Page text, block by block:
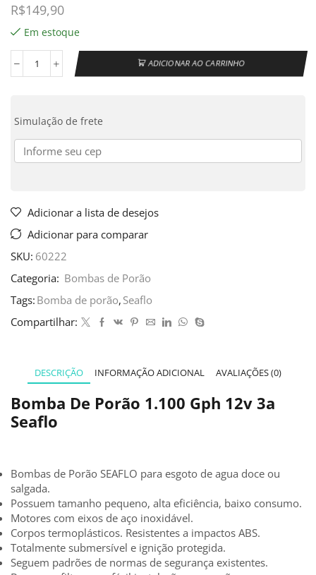
R$149,90
Em estoque
ADICIONAR AO CARRINHO
Simulação de frete
Adicionar a lista de desejos
Adicionar para comparar
SKU: 60222
Categoria: Bombas de Porão
Tags: Bomba de porão, Seaflo
Compartilhar:
DESCRIÇÃO INFORMAÇÃO ADICIONAL AVALIAÇÕES (0)
Bomba De Porão 1.100 Gph 12v 3a
Seaflo
Bombas de Porão SEAFLO para esgoto de agua doce ou
salgada.
Possuem tamanho pequeno, alta eficiência, baixo consumo.
Motores com eixos de aço inoxidável.
Corpos termoplásticos. Resistentes a impactos ABS.
Totalmente submersível e ignição protegida.
Seguem padrões de normas de segurança existentes.